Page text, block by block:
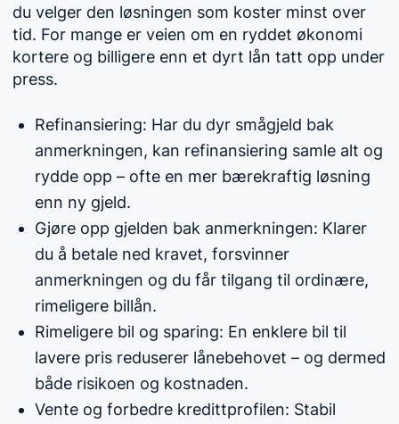
du velger den løsningen som koster minst over
tid. For mange er veien om en ryddet økonomi
kortere og billigere enn et dyrt lån tatt opp under
press.
Refinansiering: Har du dyr smågjeld bak
anmerkningen, kan refinansiering samle alt og
rydde opp – ofte en mer bærekraftig løsning
enn ny gjeld.
Gjøre opp gjelden bak anmerkningen: Klarer
du å betale ned kravet, forsvinner
anmerkningen og du får tilgang til ordinære,
rimeligere billån.
Rimeligere bil og sparing: En enklere bil til
lavere pris reduserer lånebehovet – og dermed
både risikoen og kostnaden.
Vente og forbedre kredittprofilen: Stabil